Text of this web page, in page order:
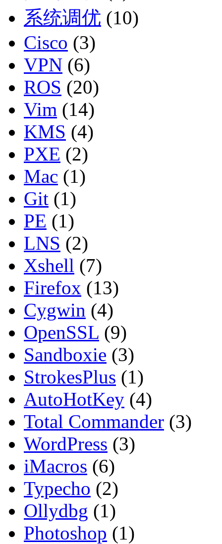
系统调优 (10)
Cisco (3)
VPN (6)
ROS (20)
Vim (14)
KMS (4)
PXE (2)
Mac (1)
Git (1)
PE (1)
LNS (2)
Xshell (7)
Firefox (13)
Cygwin (4)
OpenSSL (9)
Sandboxie (3)
StrokesPlus (1)
AutoHotKey (4)
Total Commander (3)
WordPress (3)
iMacros (6)
Typecho (2)
Ollydbg (1)
Photoshop (1)